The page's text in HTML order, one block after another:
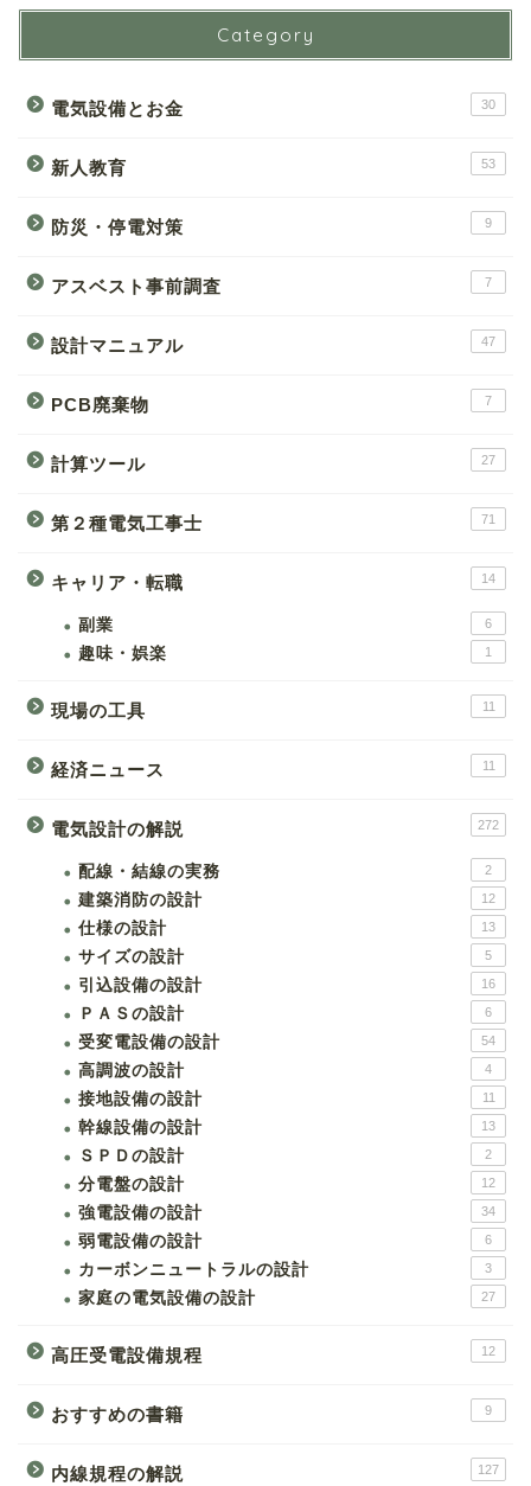
Category
電気設備とお金 30
新人教育 53
防災・停電対策 9
アスベスト事前調査 7
設計マニュアル 47
PCB廃棄物 7
計算ツール 27
第２種電気工事士 71
キャリア・転職 14
副業 6
趣味・娯楽 1
現場の工具 11
経済ニュース 11
電気設計の解説 272
配線・結線の実務 2
建築消防の設計 12
仕様の設計 13
サイズの設計 5
引込設備の設計 16
ＰＡＳの設計 6
受変電設備の設計 54
高調波の設計 4
接地設備の設計 11
幹線設備の設計 13
ＳＰＤの設計 2
分電盤の設計 12
強電設備の設計 34
弱電設備の設計 6
カーボンニュートラルの設計 3
家庭の電気設備の設計 27
高圧受電設備規程 12
おすすめの書籍 9
内線規程の解説 127